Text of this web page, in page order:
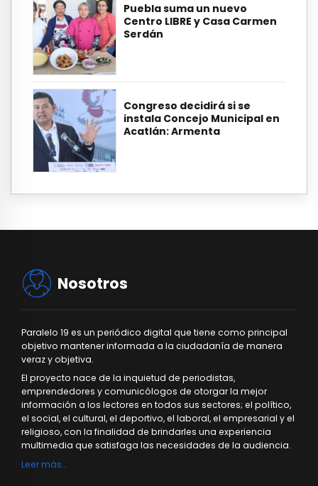
Puebla suma un nuevo
Centro LIBRE y Casa Carmen
Serdán
Congreso decidirá si se
instala Concejo Municipal en
Acatlán: Armenta
Nosotros
Paralelo 19 es un periódico digital que tiene como principal
objetivo mantener informada a la ciudadanía de manera
veraz y objetiva.
El proyecto nace de la inquietud de periodistas,
emprendedores y comunicólogos de otorgar la mejor
información a los lectores en todos sus sectores; el político,
el social, el cultural, el deportivo, el laboral, el empresarial y el
religioso, con la finalidad de brindarles una experiencia
multimedia que satisfaga las necesidades de la audiencia.
Leer más…